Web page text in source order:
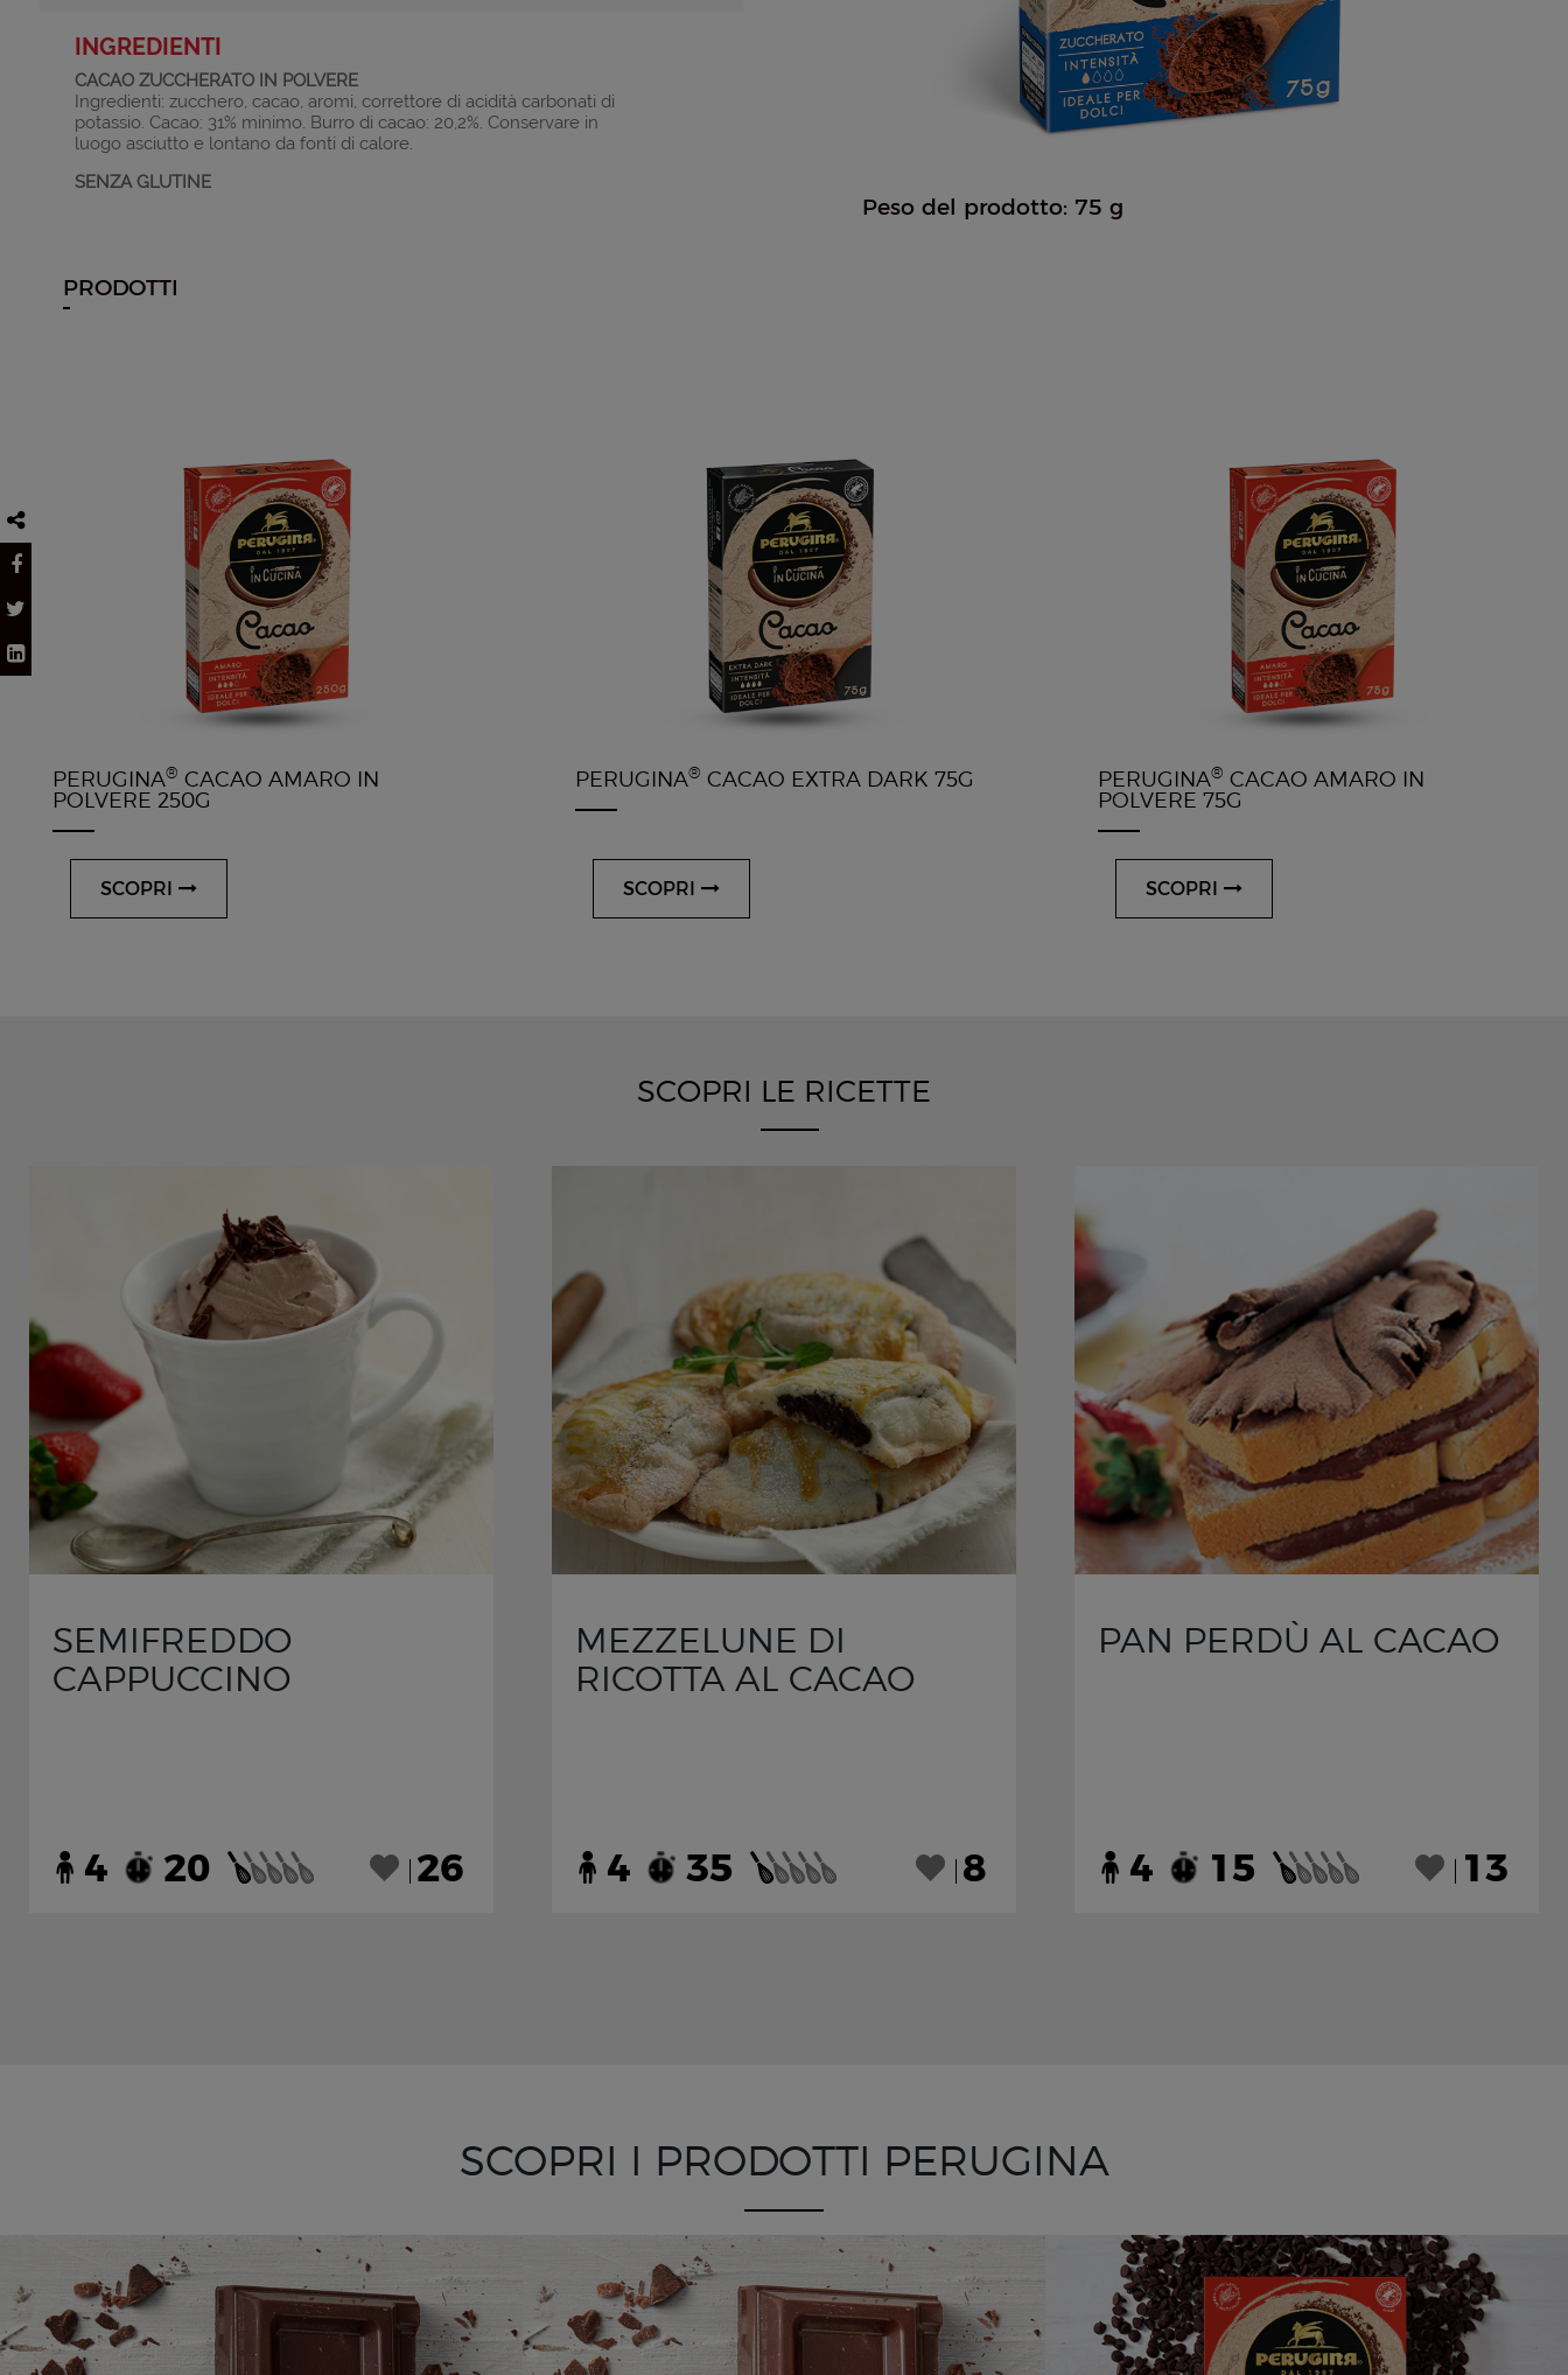
INGREDIENTI
CACAO ZUCCHERATO IN POLVERE
Ingredienti: zucchero, cacao, aromi, correttore di acidità carbonati di
potassio. Cacao: 31% minimo. Burro di cacao: 20,2%. Conservare in
luogo asciutto e lontano da fonti di calore.
SENZA GLUTINE
Peso del prodotto: 75 g
PRODOTTI
PERUGINA® CACAO AMARO IN
POLVERE 250G
SCOPRI
PERUGINA® CACAO EXTRA DARK 75G
SCOPRI
PERUGINA® CACAO AMARO IN
POLVERE 75G
SCOPRI
SCOPRI LE RICETTE
SEMIFREDDO
CAPPUCCINO
4 20 26
MEZZELUNE DI
RICOTTA AL CACAO
4 35 8
PAN PERDÙ AL CACAO
4 15 13
SCOPRI I PRODOTTI PERUGINA